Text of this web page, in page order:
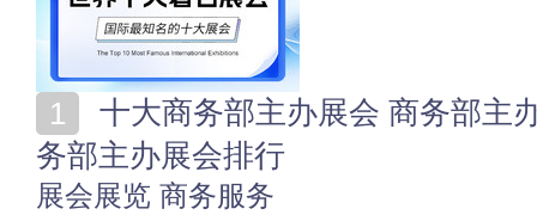
务部主办展会排行
展会展览 商务服务